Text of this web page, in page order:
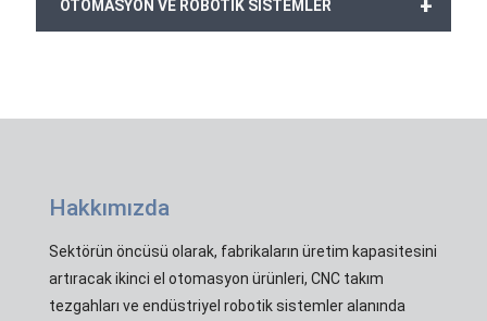
+
OTOMASYON VE ROBOTİK SİSTEMLER
Hakkımızda
Sektörün öncüsü olarak, fabrikaların üretim kapasitesini
artıracak ikinci el otomasyon ürünleri, CNC takım
tezgahları ve endüstriyel robotik sistemler alanında